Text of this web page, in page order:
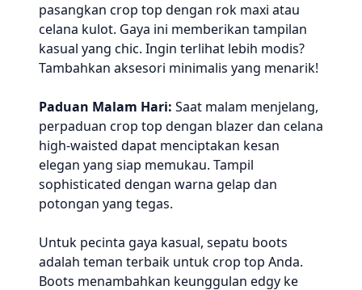
pasangkan crop top dengan rok maxi atau
celana kulot. Gaya ini memberikan tampilan
kasual yang chic. Ingin terlihat lebih modis?
Tambahkan aksesori minimalis yang menarik!
Paduan Malam Hari: Saat malam menjelang,
perpaduan crop top dengan blazer dan celana
high-waisted dapat menciptakan kesan
elegan yang siap memukau. Tampil
sophisticated dengan warna gelap dan
potongan yang tegas.
Untuk pecinta gaya kasual, sepatu boots
adalah teman terbaik untuk crop top Anda.
Boots menambahkan keunggulan edgy ke